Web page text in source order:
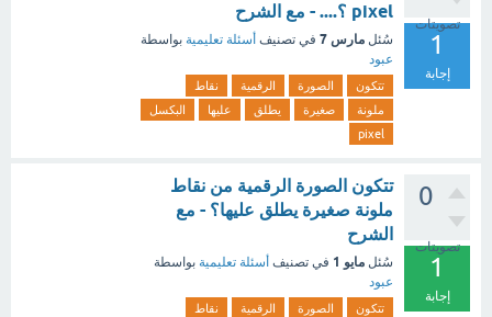
تصويتات
1
إجابة
pixel ؟.... - مع الشرح
سُئل مارس 7 في تصنيف أسئلة تعليمية بواسطة
عبود
تتكون الصورة الرقمية
نقاط
ملونة
صغيرة يطلق عليها
البكسل
pixel
0
تصويتات
1
إجابة
تتكون الصورة الرقمية من نقاط
ملونة صغيرة يطلق عليها؟ - مع
الشرح
سُئل مايو 1 في تصنيف أسئلة تعليمية بواسطة
عبود
تتكون الصورة الرقمية
نقاط